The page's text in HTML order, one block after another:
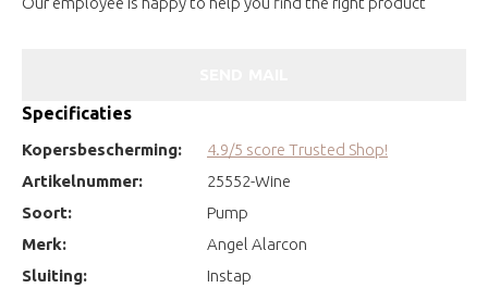
Specificaties
Kopersbescherming:
4.9/5 score Trusted Shop!
Artikelnummer:
25552-Wine
Soort:
Pump
Merk:
Angel Alarcon
Sluiting:
Instap